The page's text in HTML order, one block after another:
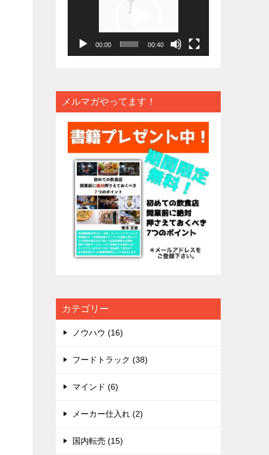
ヤ
00:00 00:40
メルマガやってます！
カテゴリー
ノウハウ (16)
フードトラック (38)
マインド (6)
メーカー仕入れ (2)
国内転売 (15)